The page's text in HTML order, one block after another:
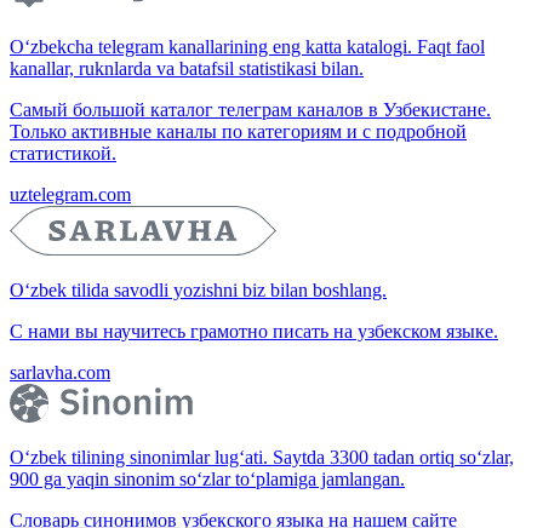
O‘zbekcha telegram kanallarining eng katta katalogi. Faqt faol
kanallar, ruknlarda va batafsil statistikasi bilan.
Самый большой каталог телеграм каналов в Узбекистане.
Только активные каналы по категориям и с подробной
статистикой.
uztelegram.com
O‘zbek tilida savodli yozishni biz bilan boshlang.
С нами вы научитесь грамотно писать на узбекском языке.
sarlavha.com
O‘zbek tilining sinonimlar lug‘ati. Saytda 3300 tadan ortiq so‘zlar,
900 ga yaqin sinonim so‘zlar to‘plamiga jamlangan.
Словарь синонимов узбекского языка на нашем сайте